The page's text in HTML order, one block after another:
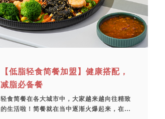
【低脂轻食简餐加盟】健康搭配，
减脂必备餐
轻食简餐在各大城市中，大家越来越向往精致
的生活啦！简餐就在当中逐渐火爆起来，在各